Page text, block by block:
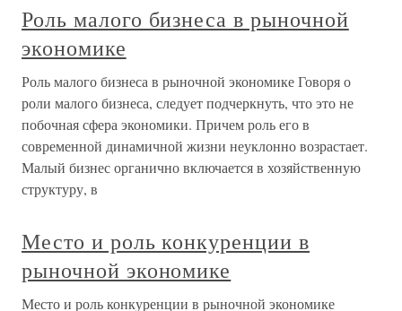
Роль малого бизнеса в рыночной
экономике
Роль малого бизнеса в рыночной экономике Говоря о
роли малого бизнеса, следует подчеркнуть, что это не
побочная сфера экономики. Причем роль его в
современной динамичной жизни неуклонно возрастает.
Малый бизнес органично включается в хозяйственную
структуру, в
Место и роль конкуренции в
рыночной экономике
Место и роль конкуренции в рыночной экономике